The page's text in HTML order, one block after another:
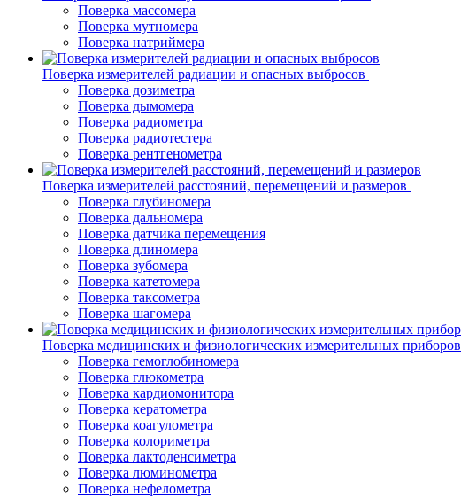
Поверка массомера
Поверка мутномера
Поверка натриймера
Поверка измерителей радиации и опасных выбросов
Поверка дозиметра
Поверка дымомера
Поверка радиометра
Поверка радиотестера
Поверка рентгенометра
Поверка измерителей расстояний, перемещений и размеров
Поверка глубиномера
Поверка дальномера
Поверка датчика перемещения
Поверка длиномера
Поверка зубомера
Поверка катетомера
Поверка таксометра
Поверка шагомера
Поверка медицинских и физиологических измерительных приборов
Поверка гемоглобиномера
Поверка глюкометра
Поверка кардиомонитора
Поверка кератометра
Поверка коагулометра
Поверка колориметра
Поверка лактоденсиметра
Поверка люминометра
Поверка нефелометра